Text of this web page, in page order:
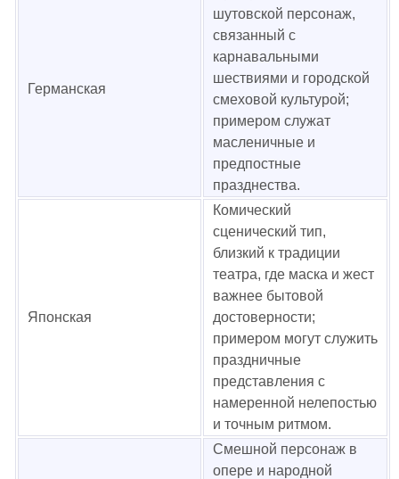
Германская
шутовской персонаж,
связанный с
карнавальными
шествиями и городской
смеховой культурой;
примером служат
масленичные и
предпостные
празднества.
Японская
Комический
сценический тип,
близкий к традиции
театра, где маска и жест
важнее бытовой
достоверности;
примером могут служить
праздничные
представления с
намеренной нелепостью
и точным ритмом.
Смешной персонаж в
опере и народной